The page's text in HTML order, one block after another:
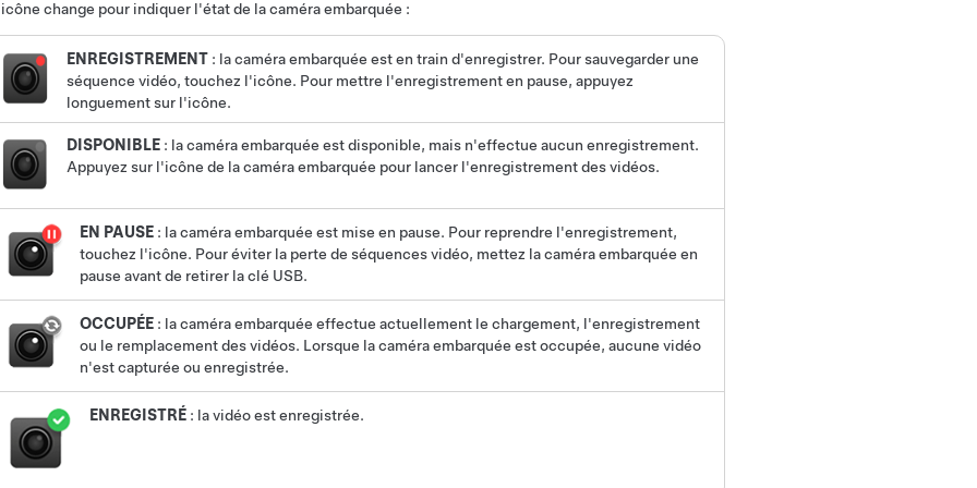
change pour indiquer l'état de la caméra embarquée :
ENREGISTREMENT : la caméra embarquée est en train d'enregistrer. Pour sauvegarder une
séquence vidéo, touchez l'icône. Pour mettre l'enregistrement en pause, appuyez
longuement sur l'icône.
DISPONIBLE : la caméra embarquée est disponible, mais n'effectue aucun enregistrement.
Appuyez sur l'icône de la caméra embarquée pour lancer l'enregistrement des vidéos.
EN PAUSE: la caméra embarquée est mise en pause. Pour reprendre l'enregistrement,
touchez l'icône. Pour éviter la perte de séquences vidéo, mettez la caméra embarquée en
pause avant de retirer la clé USB.
OCCUPÉE: la caméra embarquée effectue actuellement le chargement, l'enregistrement
ou le remplacement des vidéos. Lorsque la caméra embarquée est occupée, aucune vidéo
n'est capturée ou enregistrée.
ENREGISTRÉ : la vidéo est enregistrée.